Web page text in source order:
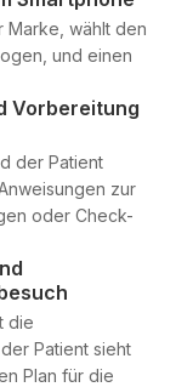
Marke, wählt den
und einen
Vorbereitung
der Patient
zur
oder Check-
die
Patient sieht
Plan für die